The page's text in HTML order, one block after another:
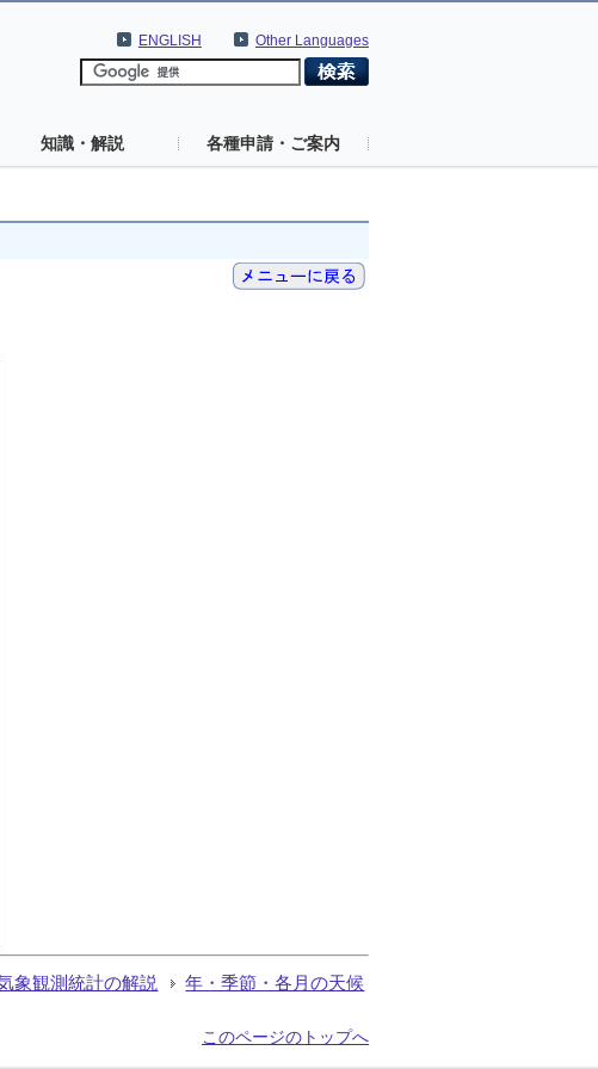
Other Languages
ENGLISH
知識・解説 各種申請・ご案内
象観測統計の解説 年・季節・各月の天候
このページのトップへ